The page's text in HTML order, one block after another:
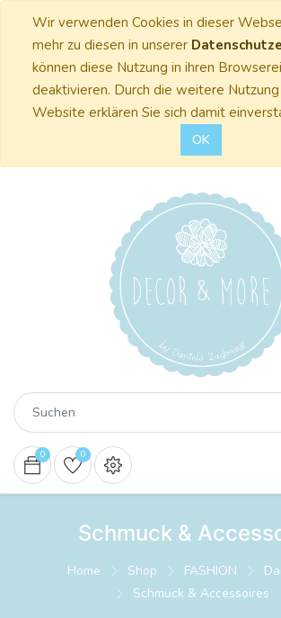
Wir verwenden Cookies in dieser
mehr zu diesen in unserer
können diese Nutzung in ihren
deaktivieren. Durch die weitere
Website erklären Sie sich damit
OK
0 0
Schmuck &
Home Shop FASHION
Schmuck & Accessoires